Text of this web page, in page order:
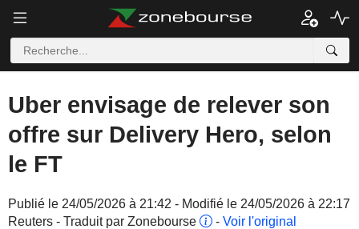
Uber envisage de relever son
offre sur Delivery Hero, selon
le FT
Publié le 24/05/2026 à 21:42 - Modifié le 24/05/2026 à 22:17
Reuters - Traduit par Zonebourse
- Voir l'original